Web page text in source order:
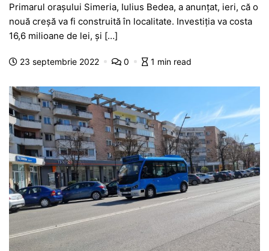
c
e
b
o
o
k
at
s
A
p
p
s
s
e
g
er
itt
er
e
a
m
s
a
e
ta
a
z
ă
Primarul orașului Simeria, Iulius Bedea, a anunțat, ieri, că o
nouă creșă va fi construită în localitate. Investiția va costa
16,6 milioane de lei, și […]
23 septembrie 2022 0 1 min read